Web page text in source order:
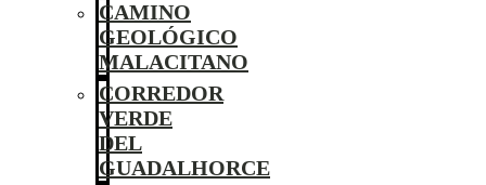
CAMINO
GEOLÓGICO
MALACITANO
CORREDOR
VERDE
DEL
GUADALHORCE